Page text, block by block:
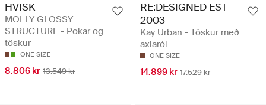
HVISK
MOLLY GLOSSY
STRUCTURE - Pokar og
töskur
ONE SIZE
8.806 kr 13.549 kr
RE:DESIGNED EST
2003
Kay Urban - Töskur með
axlaról
ONE SIZE
14.899 kr 17.529 kr